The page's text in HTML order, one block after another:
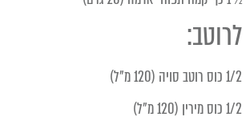
לרוטב:
1/2 כוס רוטב סויה (120 מ"ל)
1/2 כוס מירין (120 מ"ל)